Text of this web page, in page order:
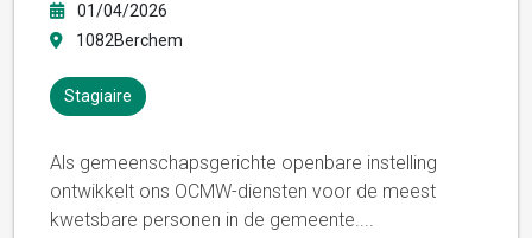
01/04/2026
1082Berchem
Stagiaire
Als gemeenschapsgerichte openbare instelling
ontwikkelt ons OCMW-diensten voor de meest
kwetsbare personen in de gemeente....